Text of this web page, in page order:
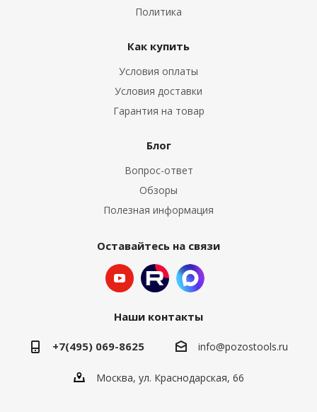
Политика
Как купить
Условия оплаты
Условия доставки
Гарантия на товар
Блог
Вопрос-ответ
Обзоры
Полезная информация
Оставайтесь на связи
Наши контакты
+7(495) 069-8625 info@pozostools.ru
Москва, ул. Краснодарская, 66